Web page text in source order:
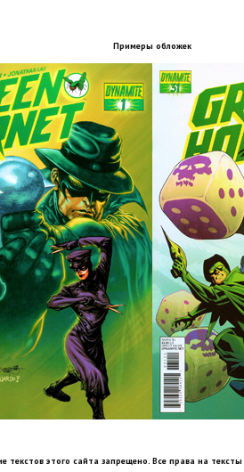
Примеры обложек
текстов этого сайта запрещено. Все права на